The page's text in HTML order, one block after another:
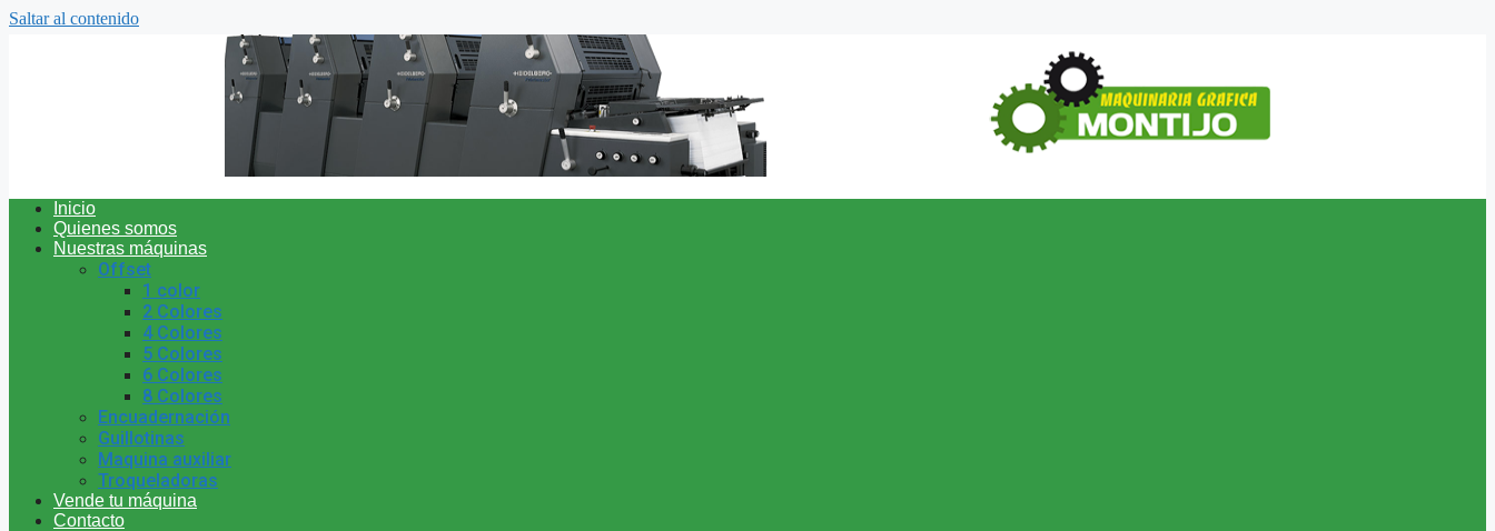
Saltar al contenido
Inicio
Quienes somos
Nuestras máquinas
Offset
1 color
2 Colores
4 Colores
5 Colores
6 Colores
8 Colores
Encuadernación
Guillotinas
Maquina auxiliar
Troqueladoras
Vende tu máquina
Contacto